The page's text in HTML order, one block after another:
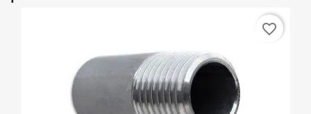
favorite_border